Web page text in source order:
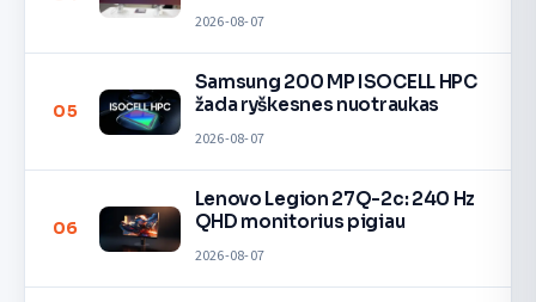
2026-08-07
05
Samsung 200 MP ISOCELL HPC
žada ryškesnes nuotraukas
2026-08-07
06
Lenovo Legion 27Q-2c: 240 Hz
QHD monitorius pigiau
2026-08-07